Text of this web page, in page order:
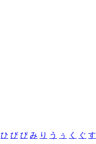
ひ び ぴ み り う ぅ く ぐ す